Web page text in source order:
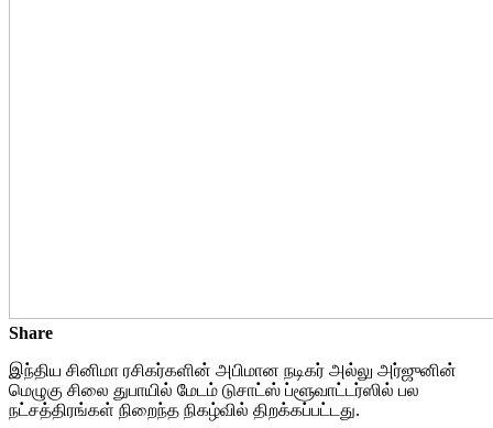
Share
இந்திய சினிமா ரசிகர்களின் அபிமான நடிகர் அல்லு அர்ஜுனின்
மெழுகு சிலை துபாயில் மேடம் டுசாட்ஸ் ப்ளூவாட்டர்ஸில் பல
நட்சத்திரங்கள் நிறைந்த நிகழ்வில் திறக்கப்பட்டது.